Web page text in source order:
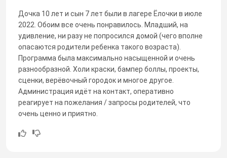
Дочка 10 лет и сын 7 лет были в лагере Ёлочки в июле
2022. Обоим все очень понравилось. Младший, на
удивление, ни разу не попросился домой (чего вполне
опасаются родители ребенка такого возраста).
Программа была максимально насыщенной и очень
разнообразной. Холи краски, бампер боллы, проекты,
сценки, верёвочный городок и многое другое.
Администрация идёт на контакт, оперативно
реагирует на пожелания / запросы родителей, что
очень ценно и приятно.